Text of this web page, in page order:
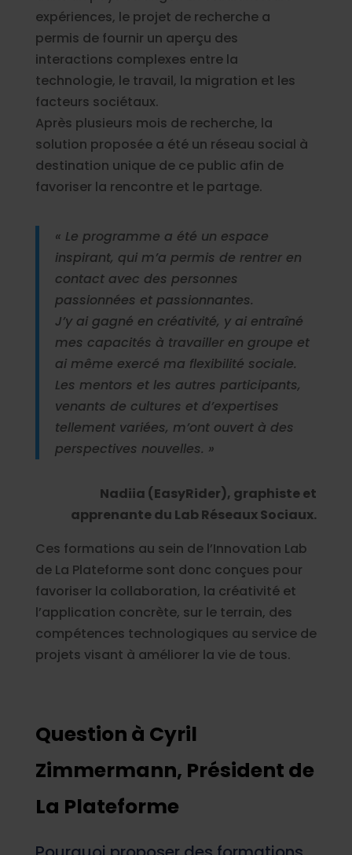
expériences, le projet de recherche a
permis de fournir un aperçu des
interactions complexes entre la
technologie, le travail, la migration et les
facteurs sociétaux.
Après plusieurs mois de recherche, la
solution proposée a été un réseau social à
destination unique de ce public afin de
favoriser la rencontre et le partage.
« Le programme a été un espace
inspirant, qui m’a permis de rentrer en
contact avec des personnes
passionnées et passionnantes.
J’y ai gagné en créativité, y ai entraîné
mes capacités à travailler en groupe et
ai même exercé ma flexibilité sociale.
Les mentors et les autres participants,
venants de cultures et d’expertises
tellement variées, m’ont ouvert à des
perspectives nouvelles. »
Nadiia (EasyRider), graphiste et
apprenante du Lab Réseaux Sociaux.
Ces formations au sein de l’Innovation Lab
de La Plateforme sont donc conçues pour
favoriser la collaboration, la créativité et
l’application concrète, sur le terrain, des
compétences technologiques au service de
projets visant à améliorer la vie de tous.
Question à Cyril
Zimmermann, Président de
La Plateforme